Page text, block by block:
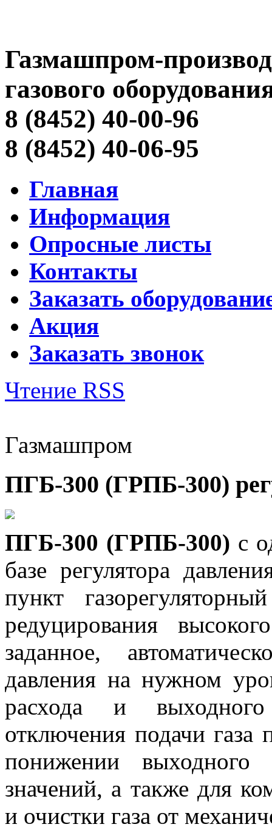
Газмашпром-
газового
8 (8452) 40-00-96
8 (8452) 40-06-95
Главная
Информация
Опросные листы
Контакты
Заказать
Акция
Заказать звонок
Чтение RSS
Газмашпром
ПГБ-300 (ГРПБ-300)
ПГБ-300 (ГРПБ-300) с
базе регулятора
пункт
редуцирования
заданное,
давления на нужном
расхода и выходного
отключения подачи
понижении выходного
значений, а также для
и очистки газа от